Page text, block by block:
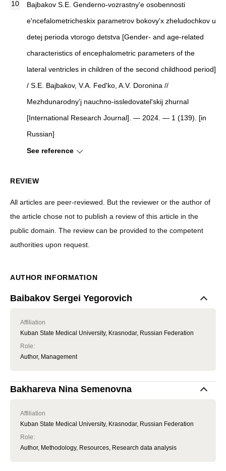
Bajbakov S.E. Genderno-vozrastny'e osobennosti
e'ncefalometricheskix parametrov bokovy'x zheludochkov u
detej perioda vtorogo detstva [Gender- and age-related
characteristics of encephalometric parameters of the
lateral ventricles in children of the second childhood period]
/ S.E. Bajbakov, V.A. Fed'ko, A.V. Doronina //
Mezhdunarodny'j nauchno-issledovatel'skij zhurnal
[International Research Journal]. — 2024. — 1 (139). [in
Russian]
See reference
REVIEW
All articles are peer-reviewed. But the reviewer or the author of
the article chose not to publish a review of this article in the
public domain. The review can be provided to the competent
authorities upon request.
AUTHOR INFORMATION
Baibakov Sergei Yegorovich
Affiliation
Kuban State Medical University, Krasnodar, Russian Federation
Role:
Author, Management
Bakhareva Nina Semenovna
Affiliation
Kuban State Medical University, Krasnodar, Russian Federation
Role:
Author, Methodology, Resources, Research data analysis